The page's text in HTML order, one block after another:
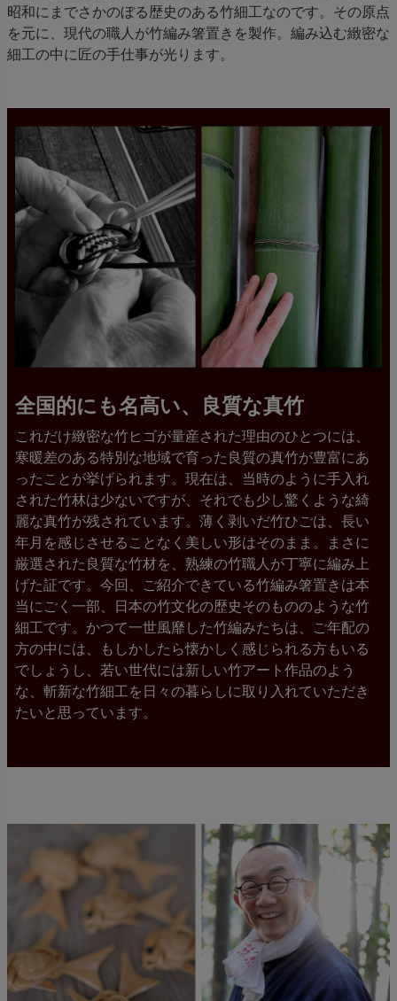
昭和にまでさかのぼる歴史のある竹細工なのです。その原点
を元に、現代の職人が竹編み箸置きを製作。編み込む緻密な
細工の中に匠の手仕事が光ります。
全国的にも名高い、良質な真竹
これだけ緻密な竹ヒゴが量産された理由のひとつには、
寒暖差のある特別な地域で育った良質の真竹が豊富にあ
ったことが挙げられます。現在は、当時のように手入れ
された竹林は少ないですが、それでも少し驚くような綺
麗な真竹が残されています。薄く剥いだ竹ひごは、長い
年月を感じさせることなく美しい形はそのまま。まさに
厳選された良質な竹材を、熟練の竹職人が丁寧に編み上
げた証です。今回、ご紹介できている竹編み箸置きは本
当にごく一部、日本の竹文化の歴史そのもののような竹
細工です。かつて一世風靡した竹編みたちは、ご年配の
方の中には、もしかしたら懐かしく感じられる方もいる
でしょうし、若い世代には新しい竹アート作品のよう
な、斬新な竹細工を日々の暮らしに取り入れていただき
たいと思っています。